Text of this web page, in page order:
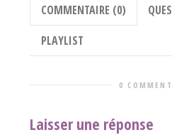
COMMENTAIRE (0)
PLAYLIST
0
Laisser une réponse